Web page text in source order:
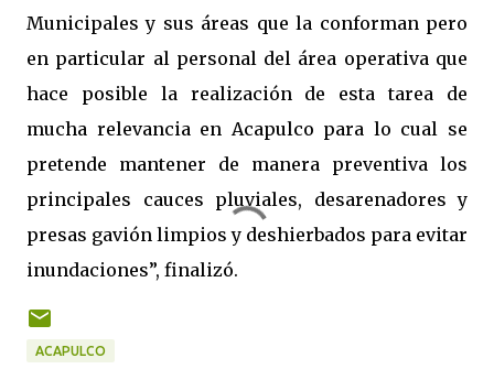
Municipales y sus áreas que la conforman pero
en particular al personal del área operativa que
hace posible la realización de esta tarea de
mucha relevancia en Acapulco para lo cual se
pretende mantener de manera preventiva los
principales cauces pluviales, desarenadores y
presas gavión limpios y deshierbados para evitar
inundaciones”, finalizó.
ACAPULCO